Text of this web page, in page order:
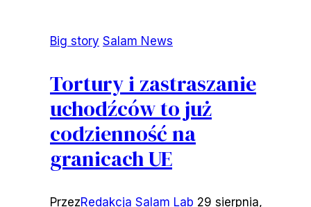
Big story Salam News
Tortury i zastraszanie
uchodźców to już
codzienność na
granicach UE
PrzezRedakcja Salam Lab 29 sierpnia,